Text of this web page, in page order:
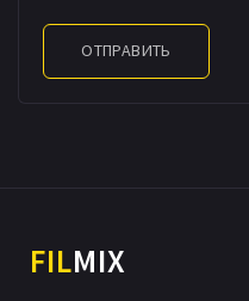
ОТПРАВИТЬ
FILMIX